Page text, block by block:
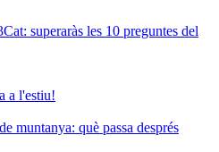
superaràs les 10 preguntes del
a l'estiu!
muntanya: què passa després